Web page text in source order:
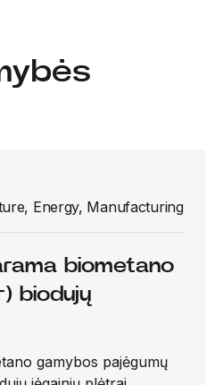
Energy, Manufacturing
biometano
biodujų
gamybos pajėgumų